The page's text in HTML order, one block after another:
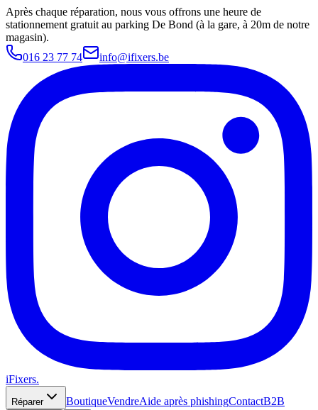
Après chaque réparation, nous vous offrons une heure de
stationnement gratuit au parking De Bond (à la gare, à 20m de notre
magasin).
016 23 77 74
info@ifixers.be
iFixers.
Réparer BoutiqueVendreAide après phishingContactB2B